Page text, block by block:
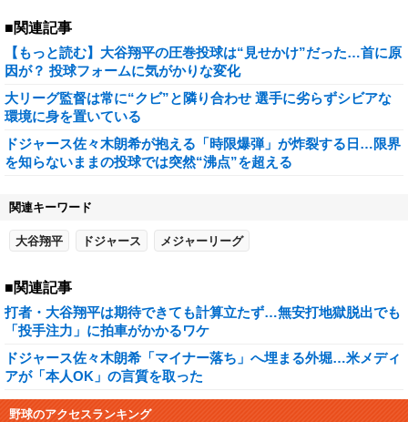
■関連記事
【もっと読む】大谷翔平の圧巻投球は“見せかけ”だった…首に原
因が？ 投球フォームに気がかりな変化
大リーグ監督は常に“クビ”と隣り合わせ 選手に劣らずシビアな
環境に身を置いている
ドジャース佐々木朗希が抱える「時限爆弾」が炸裂する日…限界
を知らないままの投球では突然“沸点”を超える
関連キーワード
大谷翔平 ドジャース メジャーリーグ
■関連記事
打者・大谷翔平は期待できても計算立たず…無安打地獄脱出でも
「投手注力」に拍車がかかるワケ
ドジャース佐々木朗希「マイナー落ち」へ埋まる外堀…米メディ
アが「本人OK」の言質を取った
野球のアクセスランキング